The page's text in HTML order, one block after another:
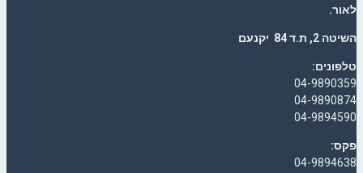
לאור.
השיטה 2, ת.ד 84 יקנעם
טלפונים:
04-9890359
04-9890874
04-9894590
פקס:
04-9894638